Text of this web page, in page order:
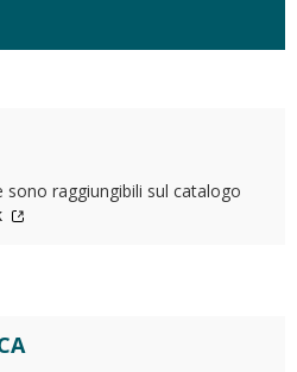
sono raggiungibili sul catalogo